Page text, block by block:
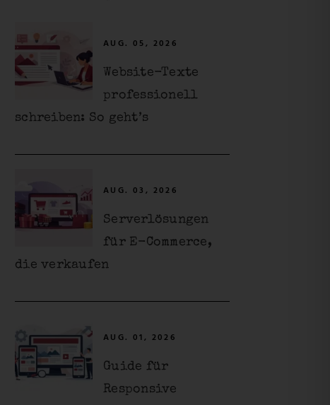
AUG. 05, 2026
Website-Texte
professionell
schreiben: So geht’s
AUG. 03, 2026
Serverlösungen
für E-Commerce,
die verkaufen
AUG. 01, 2026
Guide für
Responsive